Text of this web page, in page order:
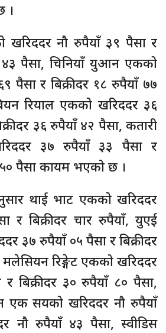
।
खरिददर नौ रुपैयाँ ३९ पैसा र
४३ पैसा, चिनियाँ युआन एकको
पैसा र बिक्रीदर १८ रुपैयाँ ७७
रियाल एकको खरिददर ३६
३६ रुपैयाँ ४२ पैसा, कतारी
३७ रुपैयाँ ३३ पैसा र
५० पैसा कायम भएको छ ।
थाई भाट एकको खरिददर
र बिक्रीदर चार रुपैयाँ, युएई
३७ रुपैयाँ ०५ पैसा र बिक्रीदर
रिङ्गेट एकको खरिददर
बिक्रीदर ३० रुपैयाँ ८० पैसा,
एक सयको खरिददर नौ रुपैयाँ
नौ रुपैयाँ ४३ पैसा, स्वीडिस